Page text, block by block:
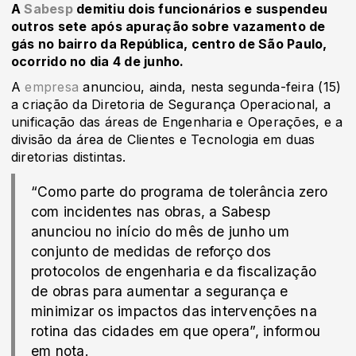
ASabespdemitiu dois funcionários e suspendeu
outros sete após apuração sobre vazamento de
gás no bairro da República, centro de São Paulo,
ocorrido no dia 4 de junho.
A empresaanunciou, ainda, nesta segunda-feira (15)
a criação da Diretoria de Segurança Operacional, a
unificação das áreas de Engenharia e Operações, e a
divisão da área de Clientes e Tecnologia em duas
diretorias distintas.
“Como parte do programa de tolerância zero
com incidentes nas obras, a Sabesp
anunciou no início do mês de junho um
conjunto de medidas de reforço dos
protocolos de engenharia e da fiscalização
de obras para aumentar a segurança e
minimizar os impactos das intervenções na
rotina das cidades em que opera”, informou
em nota.